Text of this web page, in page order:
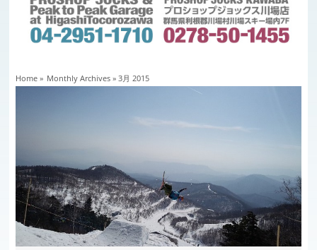
Home» Monthly Archives »3月 2015